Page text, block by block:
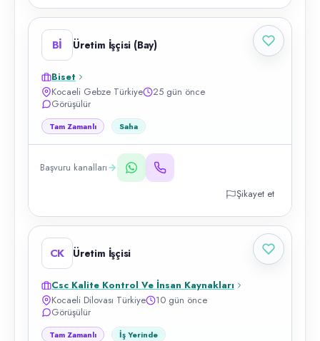
Bİ Üretim İşçisi (Bay)
Biset
Kocaeli Gebze Türkiye
25 gün önce
Görüşülür
Tam Zamanlı Saha
Başvuru kanalları
Şikayet et
CK Üretim İşçisi
Csc Kalite Kontrol Ve İnsan Kaynakları
Kocaeli Dilovası Türkiye
10 gün önce
Görüşülür
Tam Zamanlı İş Yerinde